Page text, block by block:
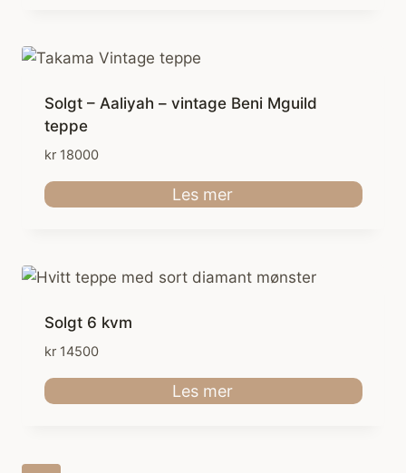
Solgt – Aaliyah – vintage Beni Mguild
teppe
kr18000
Les mer
Solgt 6 kvm
kr14500
Les mer